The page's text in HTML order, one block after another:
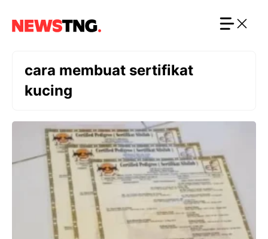
cara membuat sertifikat
kucing